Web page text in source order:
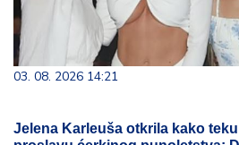
03. 08. 2026 14:21
Jelena Karleuša otkrila kako